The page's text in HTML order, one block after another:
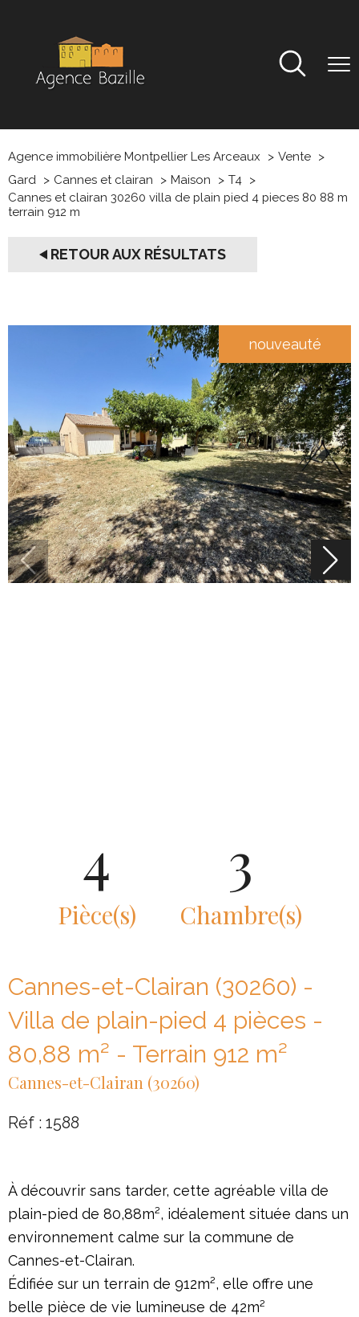
Agence immobilière Montpellier Les Arceaux
Vente
Gard
Cannes et clairan Maison
T4
Cannes et clairan 30260 villa de plain pied 4 pieces 80 88 m
terrain 912 m
RETOUR AUX RÉSULTATS
nouveauté
4
Pièce(s)
3
Chambre(s)
Cannes-et-Clairan (30260) -
Villa de plain-pied 4 pièces -
80,88 m² - Terrain 912 m²
Cannes-et-Clairan (30260)
Réf : 1588
À découvrir sans tarder, cette agréable villa de
plain-pied de 80,88m², idéalement située dans un
environnement calme sur la commune de
Cannes-et-Clairan.
Édifiée sur un terrain de 912m², elle offre une
belle pièce de vie lumineuse de 42m²